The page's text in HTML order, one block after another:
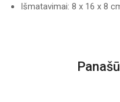
Išmatavimai: 8 x 16 x 8